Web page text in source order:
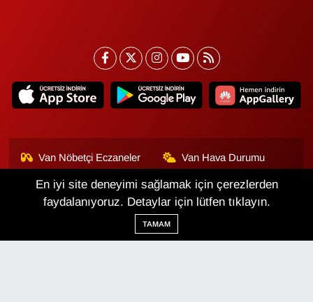
Van Nöbetçi Eczaneler Van Hava Durumu
Van Namaz Vakitleri
Van Trafik Yoğunluk
Haritası
Puan Durumu ve Fikstür
En iyi site deneyimi sağlamak için çerezlerden
faydalanıyoruz. Detaylar için lütfen tıklayın.
TAMAM